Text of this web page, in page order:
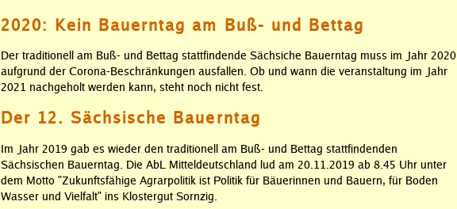
2020: Kein Bauerntag am Buß- und Bettag
Der traditionell am Buß- und Bettag stattfindende Sächsiche Bauerntag muss im Jahr 2020
aufgrund der Corona-Beschränkungen ausfallen. Ob und wann die veranstaltung im Jahr
2021 nachgeholt werden kann, steht noch nicht fest.
Der 12. Sächsische Bauerntag
Im Jahr 2019 gab es wieder den traditionell am Buß- und Bettag stattfindenden
Sächsischen Bauerntag. Die AbL Mitteldeutschland lud am 20.11.2019 ab 8.45 Uhr unter
dem Motto "Zukunftsfähige Agrarpolitik ist Politik für Bäuerinnen und Bauern, für Boden
Wasser und Vielfalt" ins Klostergut Sornzig.